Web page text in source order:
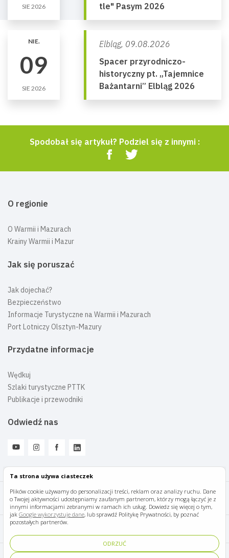
Ta strona używa ciasteczek
Plików cookie używamy do personalizacji treści, reklam oraz analizy ruchu. Dane
o Twojej aktywności udostępniamy zaufanym partnerom, którzy mogą łączyć je z
innymi informacjami zebranymi w ramach ich usług. Dowiedz się więcej o tym,
jak Google wykorzystuje dane, lub sprawdź Politykę Prywatności, by poznać
pozostałych partnerów.
ODRZUĆ
SIE 2026
tle" Pasym 2026
NIE.
09
SIE 2026
Elbląg, 09.08.2026
Spacer przyrodniczo-
historyczny pt. „Tajemnice
Bażantarni” Elbląg 2026
Spodobał się artykuł? Podziel się z innymi :
O regionie
O Warmii i Mazurach
Krainy Warmii i Mazur
Jak się poruszać
Jak dojechać?
Bezpieczeństwo
Informacje Turystyczne na Warmii i Mazurach
Port Lotniczy Olsztyn-Mazury
Przydatne informacje
Wędkuj
Szlaki turystyczne PTTK
Publikacje i przewodniki
Odwiedź nas
Mazury Travel © 2026
Polityka prywatności